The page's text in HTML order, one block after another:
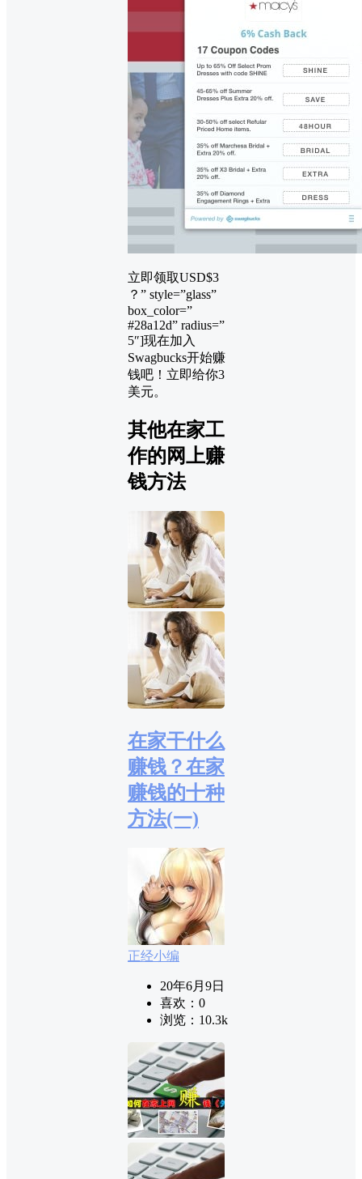
立即领取USD$3
？” style=”glass”
box_color=”
#28a12d” radius=”
5″]现在加入
Swagbucks开始赚
钱吧！立即给你3
美元。
其他在家工
作的网上赚
钱方法
在家干什么
赚钱？在家
赚钱的十种
方法(一)
正经小编
20年6月9日
喜欢： 0
浏览： 10.3k